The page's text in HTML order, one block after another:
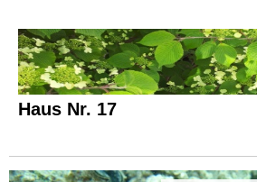
Haus Nr. 17